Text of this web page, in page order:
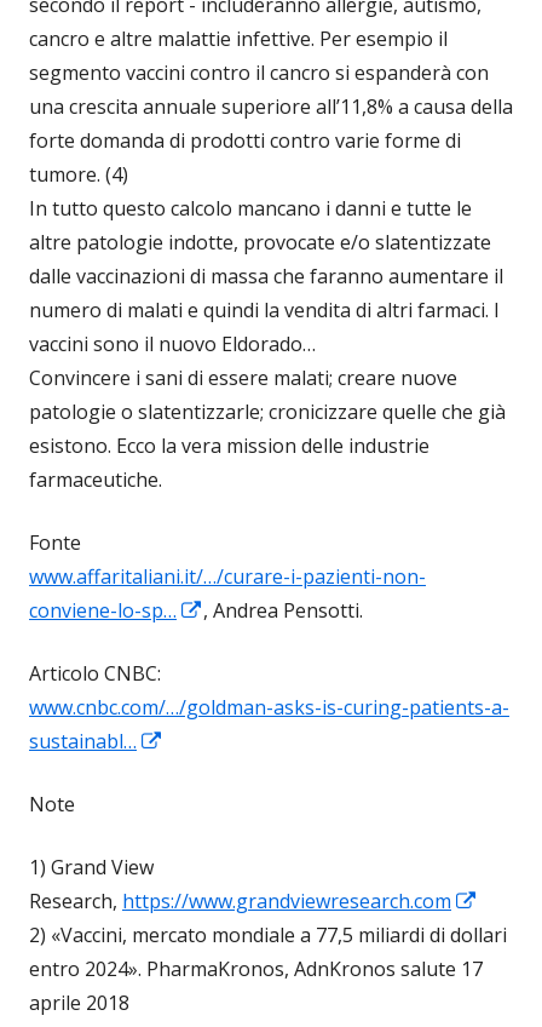
cancro e altre malattie infettive. Per esempio il
segmento vaccini contro il cancro si espanderà con
una crescita annuale superiore all’11,8% a causa della
forte domanda di prodotti contro varie forme di
tumore. (4)
In tutto questo calcolo mancano i danni e tutte le
altre patologie indotte, provocate e/o slatentizzate
dalle vaccinazioni di massa che faranno aumentare il
numero di malati e quindi la vendita di altri farmaci. I
vaccini sono il nuovo Eldorado…
Convincere i sani di essere malati; creare nuove
patologie o slatentizzarle; cronicizzare quelle che già
esistono. Ecco la vera mission delle industrie
farmaceutiche.
Fonte
www.affaritaliani.it/…/curare-i-pazienti-non-
conviene-lo-sp…
Apre
nuova
, Andrea Pensotti.
Articolo CNBC:
www.cnbc.com/…/goldman-asks-is-curing-patients-a-
sustainabl…
Note
1) Grand View
Research, https://www.grandviewresearch.com
in
una
2) «Vaccini, mercato mondiale a 77,5 miliardi di dollari
entro 2024». PharmaKronos, AdnKronos salute 17
aprile 2018